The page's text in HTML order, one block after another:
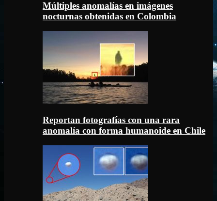
Múltiples anomalías en imágenes
nocturnas obtenidas en Colombia
Reportan fotografías con una rara
anomalía con forma humanoide en Chile